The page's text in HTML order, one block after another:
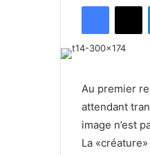
Au premier
attendant
image n’est
La